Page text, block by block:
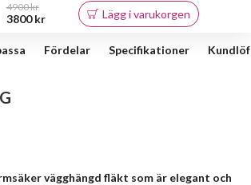
4900 kr
3800 kr Lägg i varukorgen
Fördelar Specifikationer
vägghängd fläkt som är elegant och